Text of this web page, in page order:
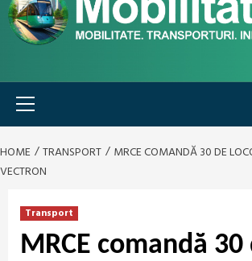
Primary
Menu
HOME TRANSPORT
MRCE COMANDĂ 30 DE
VECTRON
Transport
MRCE comandă 30